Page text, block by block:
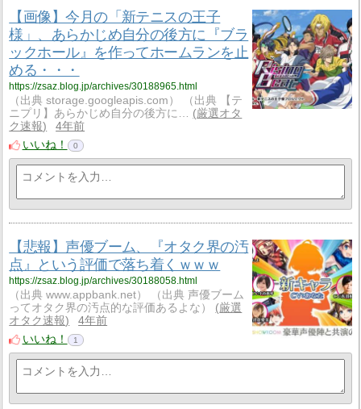
【画像】今月の「新テニスの王子
様」、あらかじめ自分の後方に『ブラ
ックホール』を作ってホームランを止
める・・・
https://zsaz.blog.jp/archives/30188965.html
（出典 storage.googleapis.com） （出典 【テ
ニプリ】あらかじめ自分の後方に…
厳選オタ
ク速報
4年前
いいね！
0
【悲報】声優ブーム、『オタク界の汚
点』という評価で落ち着くｗｗｗ
https://zsaz.blog.jp/archives/30188058.html
（出典 www.appbank.net） （出典 声優ブーム
ってオタク界の汚点的な評価あるよな）
厳選
オタク速報
4年前
いいね！
1